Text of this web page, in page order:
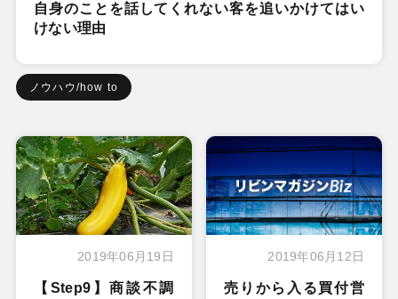
自身のことを話してくれない客を追いかけてはい
けない理由
ノウハウ/how to
2019年06月19日
【Step9】商談不調
2019年06月12日
売りから入る買付営